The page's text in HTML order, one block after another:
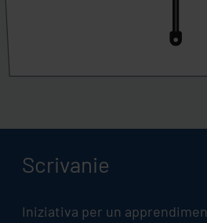
Scrivanie
Iniziativa per un